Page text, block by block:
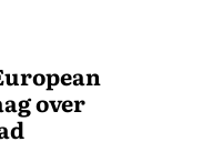
over